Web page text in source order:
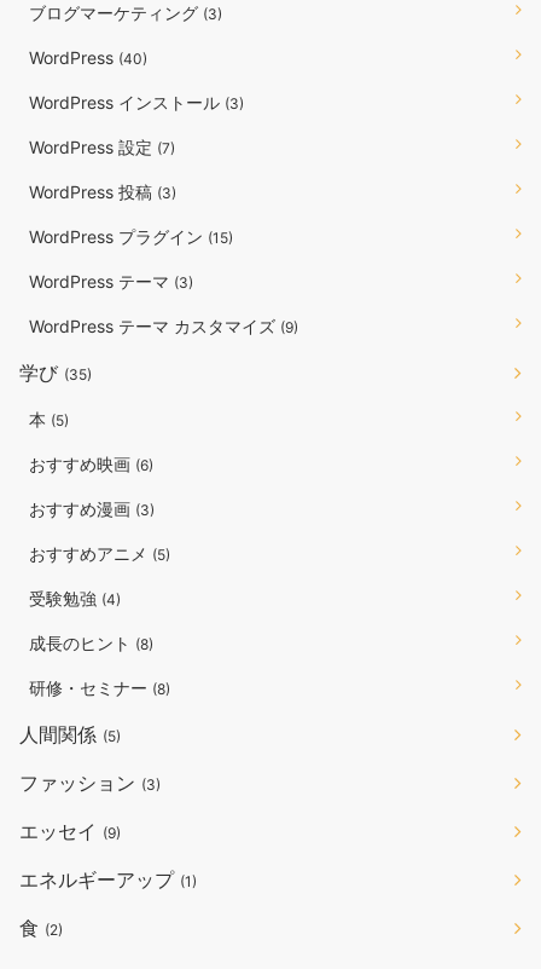
ブログマーケティング (3)
WordPress (40)
WordPress インストール (3)
WordPress 設定 (7)
WordPress 投稿 (3)
WordPress プラグイン (15)
WordPress テーマ (3)
WordPress テーマ カスタマイズ (9)
学び (35)
本 (5)
おすすめ映画 (6)
おすすめ漫画 (3)
おすすめアニメ (5)
受験勉強 (4)
成長のヒント (8)
研修・セミナー (8)
人間関係 (5)
ファッション (3)
エッセイ (9)
エネルギーアップ (1)
食 (2)